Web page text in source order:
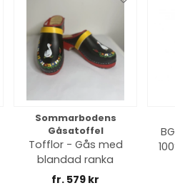
Sommarbodens
Gåsatoffel
Tofflor - Gås med
blandad ranka
fr. 579 kr